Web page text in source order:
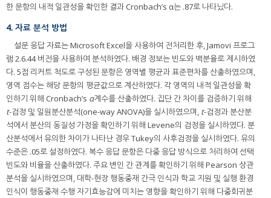
한 문항의 내적 일관성을 확인한 결과 Cronbach’s α는 .87로 나타났다.
4. 자료 분석 방법
설문 응답 자료는 Microsoft Excel을 사용하여 전처리한 후, Jamovi 프로그
램 2.6.44 버전을 사용하여 분석하였다. 배경 정보는 빈도와 백분율로 제시하였
다. 5점 리커트 척도로 구성된 문항은 영역별 평균과 표준편차를 산출하였으며,
영역 점수는 해당 문항의 평균값으로 계산하였다. 각 영역의 내적 일관성을 확
인하기 위해 Cronbach’s α계수를 산출하였다. 집단 간 차이를 검증하기 위해
t-검정 및 일원분산분석(one-way ANOVA)을 실시하였으며, t-검정과 분산분
석에서 분산의 동질성 가정을 확인하기 위해 Levene의 검정을 실시하였다. 분
산분석에서 유의한 차이가 나타난 경우 Tukey의 사후검정을 실시하였다. 유의
수준은 .05로 설정하였다. 복수 응답 문항은 다중 응답 방식으로 처리하여 선택
빈도와 비율을 산출하였다. 주요 변인 간 관계를 확인하기 위해 Pearson 상관
분석을 실시하였으며, 대학-현장 행동중재 간극 인식과 학교 지원 및 실행 환경
인식이 행동중재 수행 자기효능감에 미치는 영향을 확인하기 위해 다중회귀분